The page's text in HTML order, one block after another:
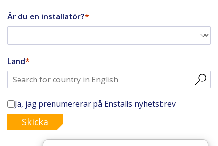
Är du en installatör?
Land
Ja, jag prenumererar på Enstalls nyhetsbrev
Skicka